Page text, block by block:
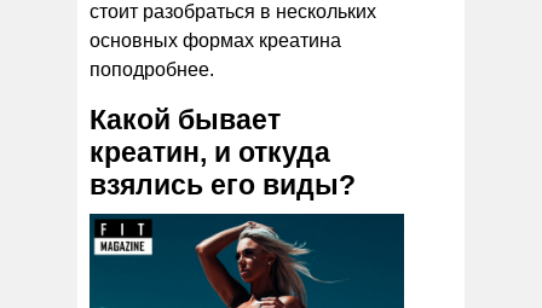
стоит разобраться в нескольких
основных формах креатина
поподробнее.
Какой бывает
креатин, и откуда
взялись его виды?